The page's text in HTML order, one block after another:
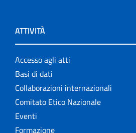
ATTIVITÀ
Accesso agli atti
Basi di dati
Collaborazioni internazionali
Comitato Etico Nazionale
Eventi
Formazione